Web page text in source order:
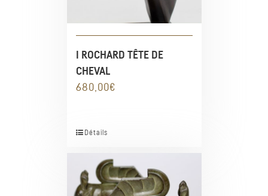
I ROCHARD TÊTE DE
CHEVAL
680,00€
Détails